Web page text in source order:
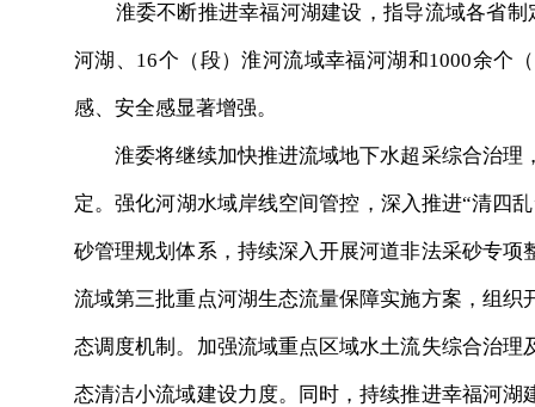
淮委不断推进幸福河湖建设，指导流域各省制
河湖、16个（段）淮河流域幸福河湖和1000余个
感、安全感显著增强。
淮委将继续加快推进流域地下水超采综合治理
定。强化河湖水域岸线空间管控，深入推进“清四
砂管理规划体系，持续深入开展河道非法采砂专
流域第三批重点河湖生态流量保障实施方案，组
态调度机制。加强流域重点区域水土流失综合治
态清洁小流域建设力度。同时，持续推进幸福河